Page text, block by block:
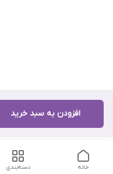
افزودن به سبد خرید
دسته‌بندی خانه